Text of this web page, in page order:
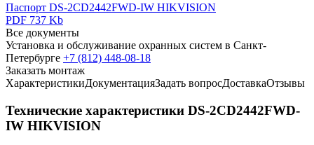
Паспорт DS-2CD2442FWD-IW HIKVISION
PDF 737 Kb
Все документы
Установка и обслуживание охранных систем в Санкт-
Петербурге +7 (812) 448-08-18
Заказать монтаж
ХарактеристикиДокументацияЗадать вопросДоставкаОтзывы
Технические характеристики DS-2CD2442FWD-
IW HIKVISION